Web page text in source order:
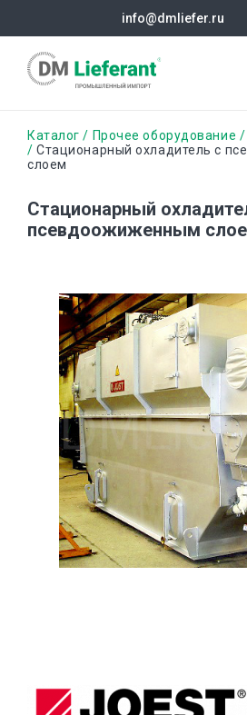
основному
info@dmliefer.ru
Строка
навигации
Каталог Прочее оборудование
Стационарный охладитель с
слоем
Стационарный
псевдоожиженным